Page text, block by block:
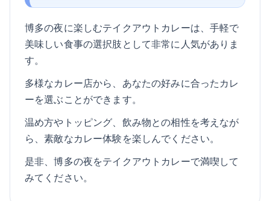
博多の夜に楽しむテイクアウトカレーは、手軽で
美味しい食事の選択肢として非常に人気がありま
す。
多様なカレー店から、あなたの好みに合ったカレ
ーを選ぶことができます。
温め方やトッピング、飲み物との相性を考えなが
ら、素敵なカレー体験を楽しんでください。
是非、博多の夜をテイクアウトカレーで満喫して
みてください。